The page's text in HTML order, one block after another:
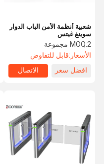
شعبية أنظمة الأمن الباب الدوار
سوينغ غيتس
MOQ:2 مجموعة
الأسعار:قابل للتفاوض
افضل سعر
الاتصال